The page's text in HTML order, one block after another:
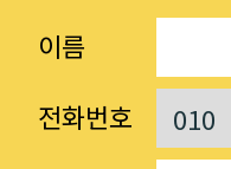
이름
전화번호